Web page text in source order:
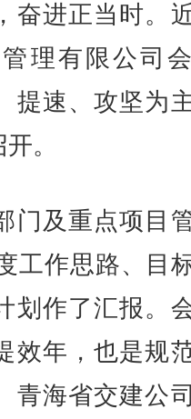
进正当时。
理有限公司
提速、攻坚为
。
及重点项目
工作思路、目
划作了汇报。
效年，也是规
青海省交建公